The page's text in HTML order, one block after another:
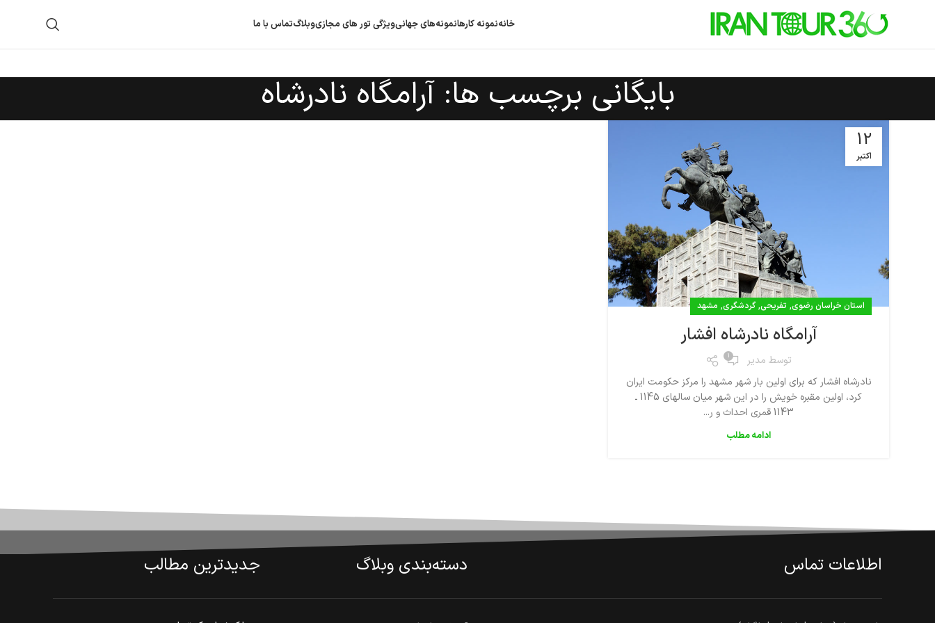
خانهنمونه کارهانمونه‌های جهانیویژگی‌ تور های مجازیوبلاگتماس با ما
بایگانی برچسب ها: آرامگاه نادرشاه
12
اکتبر
استان خراسان رضوی, تفریحی,گردشگری, مشهد
آرامگاه نادرشاه افشار
توسط مدیر 1
نادرشاه افشار كه براى اولين بار شهر مشهد را مركز حكومت ايران
كرد، اولين مقبره خويش را در اين شهر ميان سالهاى 1145 ـ
1143 قمرى احداث و ر...
ادامه مطلب
اطلاعات تماس دسته‌بندی وبلاگ جدیدترین مطالب